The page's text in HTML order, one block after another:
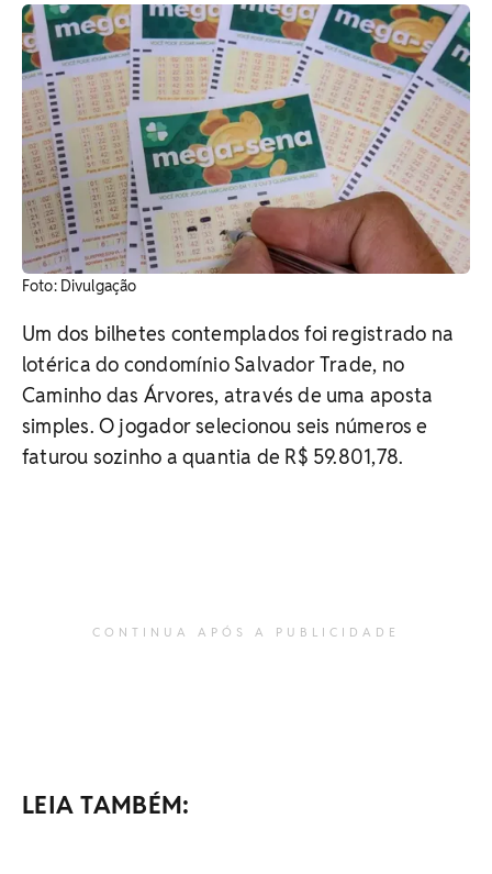
Foto: Divulgação
Um dos bilhetes contemplados foi registrado na
lotérica do condomínio Salvador Trade, no
Caminho das Árvores, através de uma aposta
simples. O jogador selecionou seis números e
faturou sozinho a quantia de R$ 59.801,78.
CONTINUA APÓS A PUBLICIDADE
LEIA TAMBÉM: